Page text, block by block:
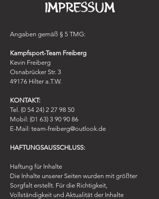
Impressum
Angaben gemäß § 5 TMG:
Kampfsport-Team Freiberg
Kevin Freiberg
Osnabrücker Str. 3
49176 Hilter a.T.W.
KONTAKT:
Tel. (0 54 24) 2 27 98 50
Mobil: (01 63) 3 90 90 86
E-Mail: team-freiberg@outlook.de
HAFTUNGSAUSSCHLUSS:
Haftung für Inhalte
Die Inhalte unserer Seiten wurden mit größter
Sorgfalt erstellt. Für die Richtigkeit,
Vollständigkeit und Aktualität der Inhalte